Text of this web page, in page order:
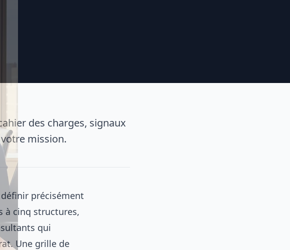
des charges, signaux
mission.
précisément
à cinq structures,
qui
Une grille de